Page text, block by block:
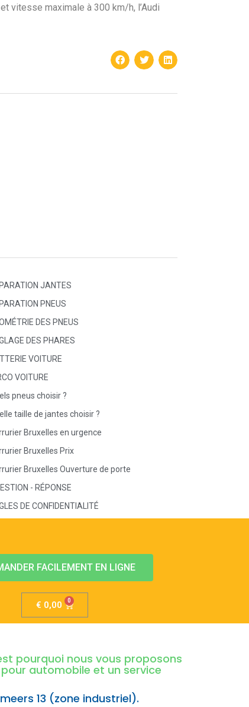
vitesse maximale à 300 km/h, l’Audi
JANTES
PNEUS
DES PNEUS
DES PHARES
VOITURE
VOITURE
pneus choisir ?
taille de jantes choisir ?
Bruxelles en urgence
Bruxelles Prix
Bruxelles Ouverture de porte
- RÉPONSE
DE CONFIDENTIALITÉ
FACILEMENT EN LIGNE
€ 0,00
pourquoi nous vous proposons
automobile et un service
13 (zone industriel).